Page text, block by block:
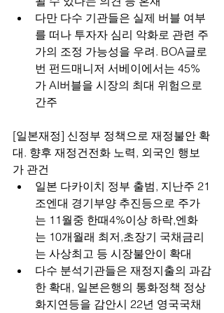
다만 다수 기관들은 실제 버블 여부
를 떠나 투자자 심리 악화로 관련 주
가의 조정 가능성을 우려. BOA글로
번 펀드매니저 서베이에서는 45%
가 AI버블을 시장의 최대 위험으로
간주
[일본재정] 신정부 정책으로 재정불안 확
대. 향후 재정건전화 노력, 외국인 행보
가 관건
일본 다카이치 정부 출범, 지난주 21
조엔대 경기부양 추진등으로 주가
는 11월중 한때4%이상 하락,엔화
는 10개월래 최저,초장기 국채금리
는 사상최고 등 시장불안이 확대
다수 분석기관들은 재정지출의 과감
한 확대, 일본은행의 통화정책 정상
화지연등을 감안시 22년 영국국채